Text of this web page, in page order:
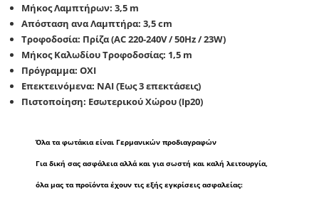
Μήκος Λαμπτήρων: 3,5 m
Απόσταση ανα Λαμπτήρα: 3,5 cm
Τροφοδοσία: Πρίζα (AC 220-240V / 50Hz / 23W)
Μήκος Καλωδίου Τροφοδοσίας: 1,5 m
Πρόγραμμα: ΟΧΙ
Επεκτεινόμενα: ΝΑΙ (Έως 3 επεκτάσεις)
Πιστοποίηση: Εσωτερικού Χώρου (Ip20)
Όλα τα φωτάκια είναι Γερμανικών προδιαγραφών
Για δική σας ασφάλεια αλλά και για σωστή και καλή λειτουργία,
όλα μας τα προϊόντα έχουν τις εξής εγκρίσεις ασφαλείας: